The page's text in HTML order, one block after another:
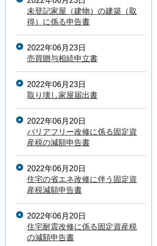
未登記家屋（建物）の建築（取
得）に係る申告書
2022年06月23日
売買贈与相続申立書
2022年06月23日
取り壊し家屋届出書
2022年06月20日
バリアフリー改修に係る固定資
産税の減額申告書
2022年06月20日
住宅の省エネ改修に伴う固定資
産税減額申告書
2022年06月20日
住宅耐震改修に係る固定資産税
の減額申告書